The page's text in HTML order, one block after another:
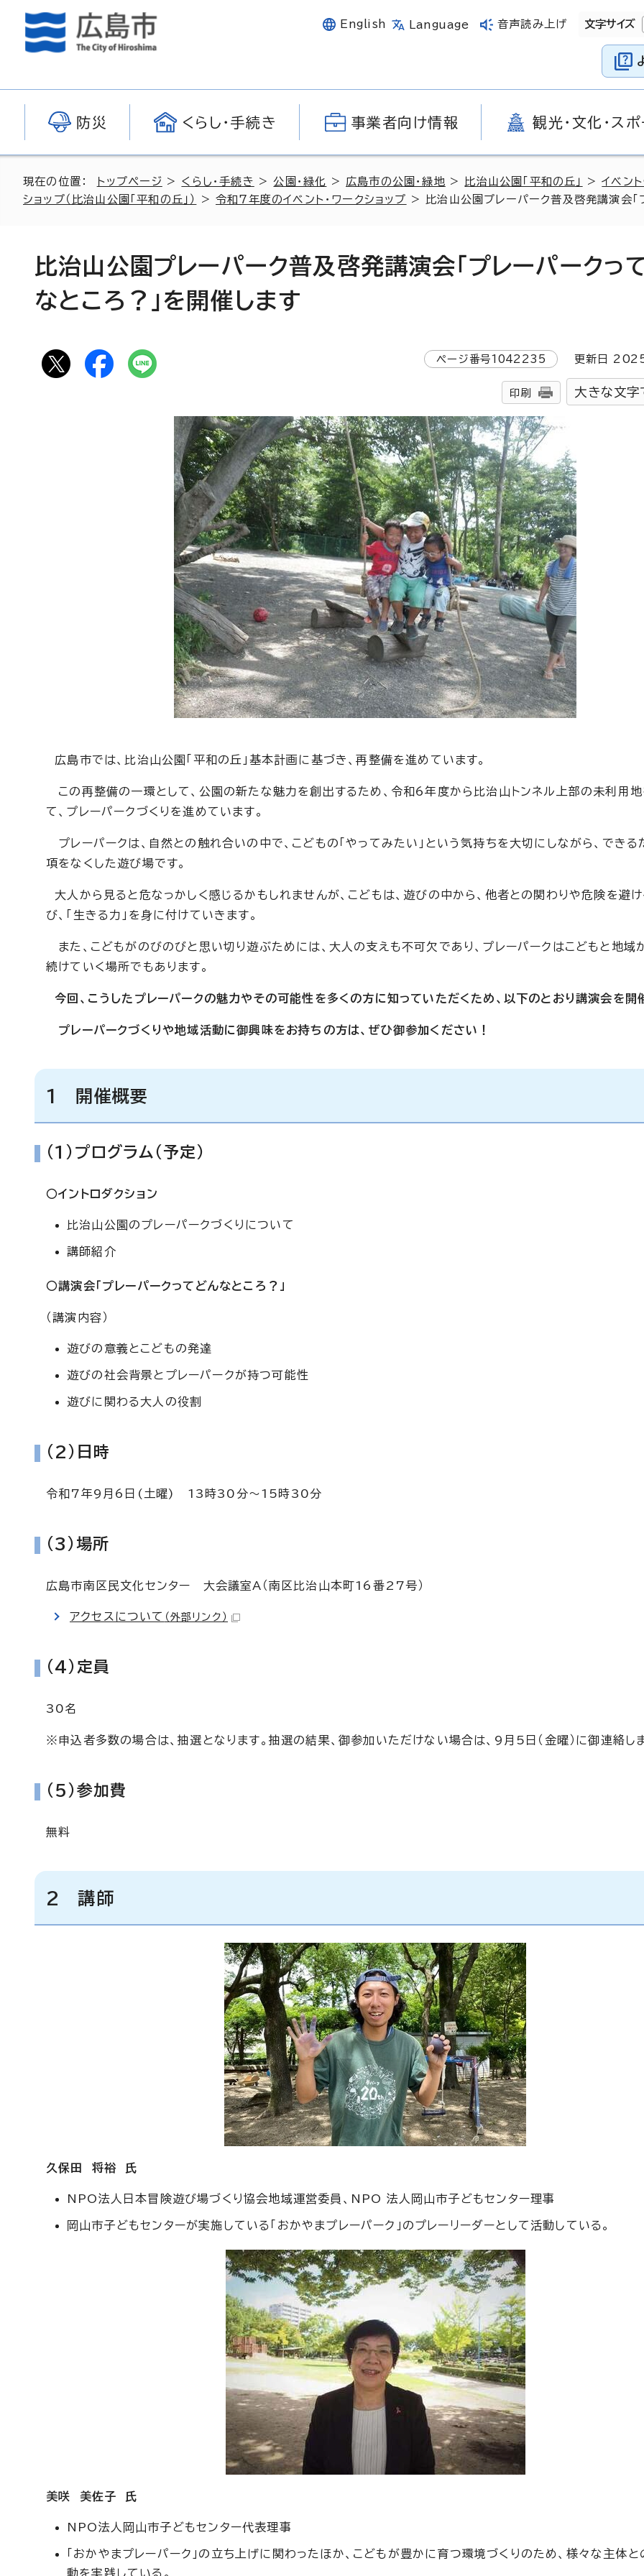
English Language 音声読み上げ 文字サイズ
防災 くらし・手続き 事業者向け情報 観光・文化・ス
現在の位置： トップページ > くらし・手続き >公園・緑化 > 広島市の公園・緑地 > 比治山公園「平和の丘」 >イベン
ショップ（比治山公園「平和の丘」）
>令和7年度のイベント・ワークショップ > 比治山公園プレーパーク普及啓発講演会「
比治山公園プレーパーク普及啓発講演会「プレーパークっ
なところ？」を開催します
ページ番号1042235 更新日
印刷 大きな文字
広島市では、比治山公園「平和の丘」基本計画に基づき、再整備を進めています。
この再整備の一環として、公園の新たな魅力を創出するため、令和6年度から比治山トンネル上部の未利用
て、プレーパークづくりを進めています。
プレーパークは、自然との触れ合いの中で、こどもの「やってみたい」という気持ちを大切にしながら、できる
項をなくした遊び場です。
大人から見ると危なっかしく感じるかもしれませんが、こどもは、遊びの中から、他者との関わりや危険を避
び、「生きる力」を身に付けていきます。
また、こどもがのびのびと思い切り遊ぶためには、大人の支えも不可欠であり、プレーパークはこどもと地域
続けていく場所でもあります。
今回、こうしたプレーパークの魅力やその可能性を多くの方に知っていただくため、以下のとおり講演会を開
プレーパークづくりや地域活動に御興味をお持ちの方は、ぜひ御参加ください！
1 開催概要
(1)プログラム（予定）
○イントロダクション
比治山公園のプレーパークづくりについて
講師紹介
○講演会「プレーパークってどんなところ？」
（講演内容）
遊びの意義とこどもの発達
遊びの社会背景とプレーパークが持つ可能性
遊びに関わる大人の役割
(2)日時
令和7年9月6日(土曜) 13時30分～15時30分
(3)場所
広島市南区民文化センター 大会議室A（南区比治山本町16番27号）
アクセスについて （外部リンク）
(4)定員
30名
※申込者多数の場合は、抽選となります。抽選の結果、御参加いただけない場合は、9月5日（金曜）に御連絡し
(5)参加費
無料
2 講師
久保田 将裕 氏
NPO法人日本冒険遊び場づくり協会地域運営委員、NPO 法人岡山市子どもセンター理事
岡山市子どもセンターが実施している「おかやまプレーパーク」のプレーリーダーとして活動している。
美咲 美佐子 氏
NPO法人岡山市子どもセンター代表理事
「おかやまプレーパーク」の立ち上げに関わったほか、こどもが豊かに育つ環境づくりのため、様々な主体
動を実践している。